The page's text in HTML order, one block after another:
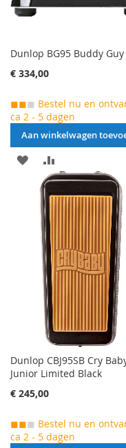
Dunlop BG95 Buddy Guy
€ 334,00
◼◼◼ Bestel nu en
ca 2 - 5 dagen
Aan winkelwagen
AAN
VERLANGLIJST
TOEVOEGEN
TOE
OM
VERGELIJKEN
Dunlop CBJ95SB Cry
Junior Limited Black
€ 245,00
◼◼◼ Bestel nu en
ca 2 - 5 dagen